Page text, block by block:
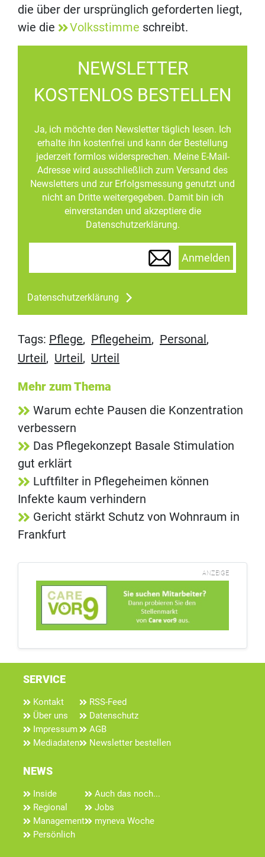
die über der ursprünglich geforderten liegt,
wie die
Volksstimme schreibt.
NEWSLETTER
KOSTENLOS BESTELLEN
Ja, ich möchte den Newsletter täglich lesen. Ich
erhalte ihn kostenfrei und kann der Bestellung
jederzeit formlos widersprechen. Meine E-Mail-
Adresse wird ausschließlich zum Versand des
Newsletters und zur Erfolgsmessung genutzt und
nicht an Dritte weitergegeben. Damit bin ich
einverstanden und akzeptiere die
Datenschutzerklärung.
Anmelden
Datenschutzerklärung
Tags: Pflege, Pflegeheim, Personal ,
Urteil , Urteil , Urteil
Mehr zum Thema
Warum echte Pausen die Konzentration
verbessern
Das Pflegekonzept Basale Stimulation
gut erklärt
Luftfilter in Pflegeheimen können
Infekte kaum verhindern
Gericht stärkt Schutz von Wohnraum in
Frankfurt
ANZEIGE
SERVICE
Kontakt
Über uns
Impressum
Mediadaten
RSS-Feed
Datenschutz
AGB
Newsletter bestellen
NEWS
Inside
Regional
Management
Persönlich
Auch das noch...
Jobs
myneva Woche